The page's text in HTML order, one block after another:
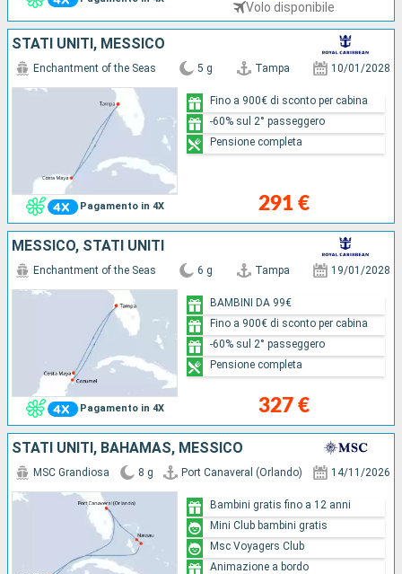
Volo disponibile
STATI UNITI, MESSICO
Pagamento in 4X
Enchantment of the Seas 5 g Tampa 10/01/2028
291 €
Fino a 900€ di sconto per cabina
-60% sul 2° passeggero
Pensione completa
MESSICO, STATI UNITI
Pagamento in 4X
Enchantment of the Seas 6 g Tampa 19/01/2028
327 €
BAMBINI DA 99€
Fino a 900€ di sconto per cabina
-60% sul 2° passeggero
Pensione completa
STATI UNITI, BAHAMAS, MESSICO
MSC Grandiosa 8 g Port Canaveral (Orlando) 14/11/2026
Bambini gratis fino a 12 anni
Mini Club bambini gratis
Msc Voyagers Club
Animazione a bordo